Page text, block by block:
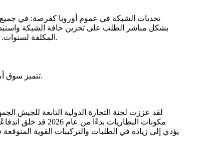
تحديات الشبكة في عموم أوروبا كفرصة: في جميع
بشكل مباشر الطلب على تخزين حافة الشبكة
المكلفة لسنوات. يتطور نموذج الأعمال من مجرد تحويل بسيط للطاقة إلى توفير مجموعة من خدمات الشبكة المكدسة، مما يعزز اقتصاديات المشروع.
تتميز سوق أمريكا الشمالية، بقيادة الولايات المتحدة الأمريكية، بفرص هائلة تخفف من حدتها السياسات التجارية المعقدة ومعايير السلامة الصارمة.
لقد عززت لجنة التجارة الدولية التابعة للجيش
يؤدي إلى زيادة في الطلبات والتركيبات القوية المتوقعة في